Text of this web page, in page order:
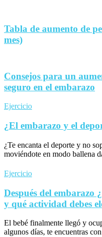
Tabla de aumento de
mes)
Consejos para un
seguro en el embarazo
Ejercicio
¿El embarazo y el
¿Te encanta el deporte y no
moviéndote en modo ballena
Ejercicio
Después del embarazo
y qué actividad debes
El bebé finalmente llegó y
algunos días, te encuentras